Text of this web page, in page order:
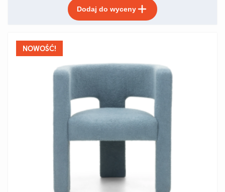
Dodaj do wyceny
produkt
ma
można
wybrać
stronie
produktu
NOWOŚĆ!